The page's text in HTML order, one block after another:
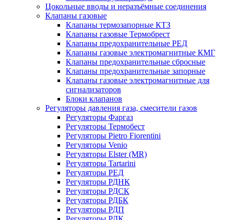
Цокольные вводы и неразъёмные соединения
Клапаны газовые
Клапаны термозапорные КТЗ
Клапаны газовые Термобрест
Клапаны предохранительные РЕД
Клапаны газовые электромагнитные КМГ
Клапаны предохранительные сбросные
Клапаны предохранительные запорные
Клапаны газовые электромагнитные для
сигнализаторов
Блоки клапанов
Регуляторы давления газа, смесители газов
Регуляторы Фаргаз
Регуляторы Термобест
Регуляторы Pietro Fiorentini
Регуляторы Venio
Регуляторы Elster (MR)
Регуляторы Tartarini
Регуляторы РЕД
Регуляторы РДНК
Регуляторы РДСК
Регуляторы РДБК
Регуляторы РДП